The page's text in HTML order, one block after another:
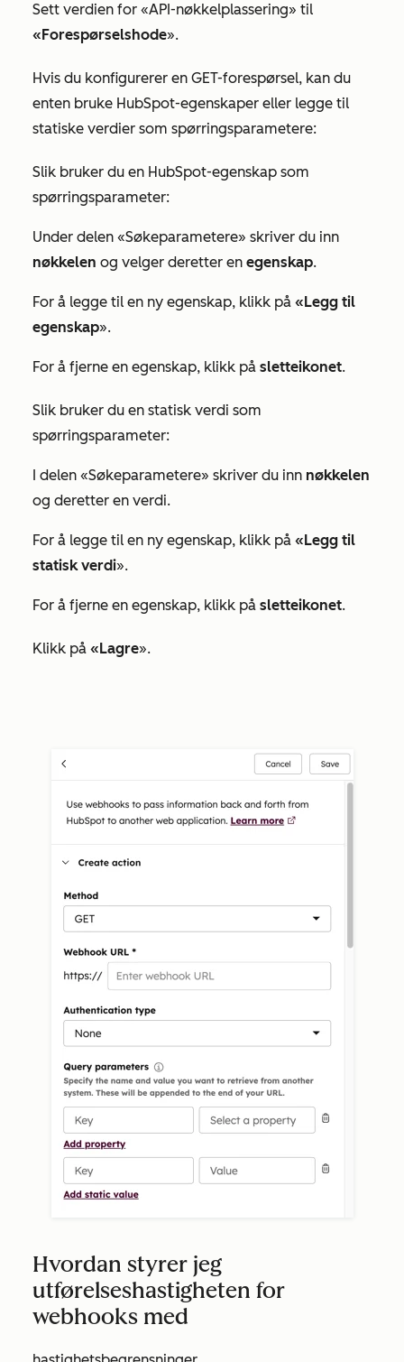
Sett verdien for «API-nøkkelplassering» til
«Forespørselshode».
Hvis du konfigurerer en GET-forespørsel, kan du
enten bruke HubSpot-egenskaper eller legge til
statiske verdier som spørringsparametere:
Slik bruker du en HubSpot-egenskap som
spørringsparameter:
Under delen «Søkeparametere» skriver du inn
nøkkelen og velger deretter en egenskap.
For å legge til en ny egenskap, klikk på «Legg til
egenskap».
For å fjerne en egenskap, klikk på sletteikonet.
Slik bruker du en statisk verdi som
spørringsparameter:
delen «Søkeparametere» skriver du inn nøkkelen
og deretter en verdi.
For å legge til en ny egenskap, klikk på «Legg til
statisk verdi».
For å fjerne en egenskap, klikk på sletteikonet.
Klikk på «Lagre».
Hvordan styrer jeg
utførelseshastigheten for
webhooks med